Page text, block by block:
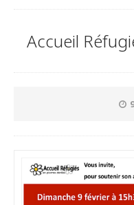
Accueil